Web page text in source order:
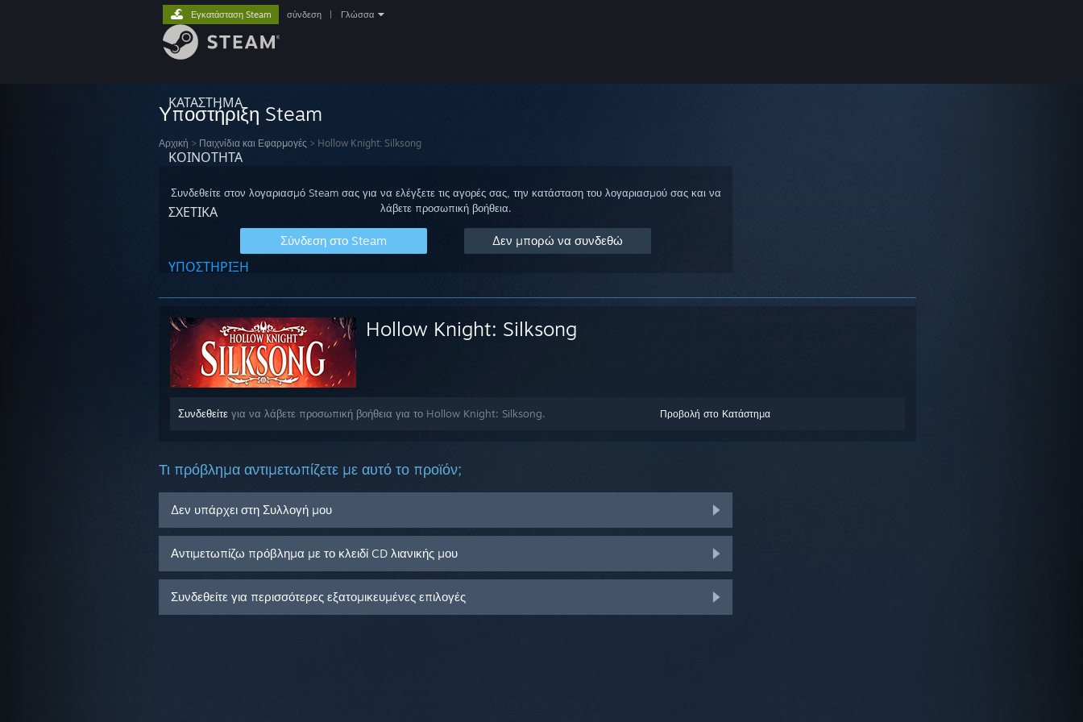
ΚΑΤΑΣΤΗΜΑ
ΚΟΙΝΟΤΗΤΑ
ΣΧΕΤΙΚΆ
ΥΠΟΣΤΗΡΙΞΗ
Εγκατάσταση Steam σύνδεση Γλώσσα
Υποστήριξη Steam
Αρχική > Παιχνίδια και Εφαρμογές > Hollow Knight: Silksong
Συνδεθείτε στον λογαριασμό Steam σας για να ελέγξετε τις αγορές σας, την κατάσταση του λογαριασμού σας και να
λάβετε προσωπική βοήθεια.
Σύνδεση στο Steam Δεν μπορώ να συνδεθώ
Hollow Knight: Silksong
Προβολή στο Κατάστημα
Συνδεθείτε για να λάβετε προσωπική βοήθεια για το Hollow Knight: Silksong.
Τι πρόβλημα αντιμετωπίζετε με αυτό το προϊόν;
Δεν υπάρχει στη Συλλογή μου
Αντιμετωπίζω πρόβλημα με το κλειδί CD λιανικής μου
Συνδεθείτε για περισσότερες εξατομικευμένες επιλογές